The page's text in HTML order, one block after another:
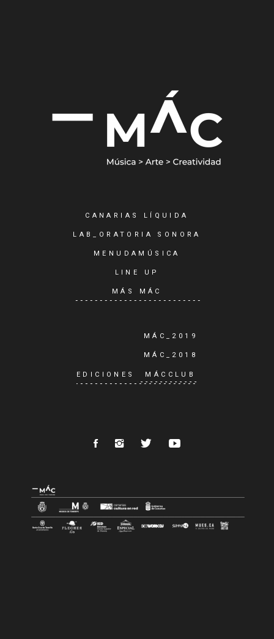
CANARIAS LÍQUIDA
LAB_ORATORIA SONORA
MENUDAMÚSICA
LINE UP
MÁS MÁC
EDICIONES
MÁC_2019
MÁC_2018
MÁCCLUB